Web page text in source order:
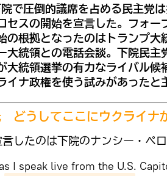
で圧倒的議席を占める民主党
スの開始を宣言した。フォー
の根拠となったのはトランプ大
大統領との電話会談。下院民主
大統領選挙の有力なライバル候
ナ政権を使う試みがあったと
どうしてここにウクライナ
したのは下院のナンシー・ペロ
I speak live from the U.S.